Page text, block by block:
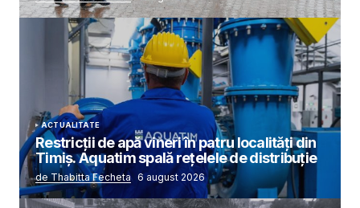
ACTUALITATE
Restricții de apă vineri în patru localități din
Timiș. Aquatim spală rețelele de distribuție
de Thabitta Fecheta 6 august 2026